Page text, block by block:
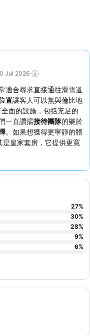
Jul 2026
適合尋求直接通往滑雪道
置讓客人可以無與倫比地
面的設施，包括充足的
一直讚揚接待團隊的樂於
。如果想獲得更寧靜的體
是皇家套房，它提供更寬
27%
30%
28%
9%
6%